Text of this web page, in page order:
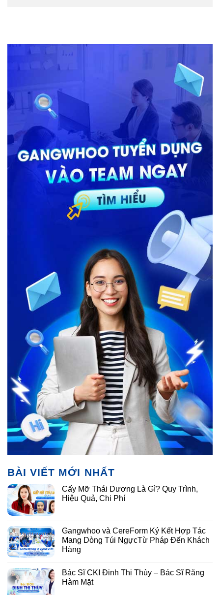
BÀI VIẾT MỚI NHẤT
Cấy Mỡ Thái Dương Là Gì? Quy Trình,
Hiệu Quả, Chi Phí
Gangwhoo và CereForm Ký Kết Hợp Tác
Mang Dòng Túi NgựcTừ Pháp Đến Khách
Hàng
Bác Sĩ CKI Đinh Thị Thùy – Bác Sĩ Răng
Hàm Mặt